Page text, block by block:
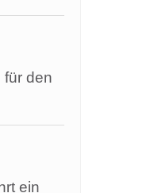
für den
ein